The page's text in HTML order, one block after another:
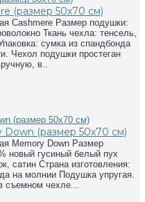
(размер 50х70 см)
Cashmere Размер подушки:
Ткань чехла: тенсель,
сумка из спандбонда
Чехол подушки простеган
в..
(размер 50х70 см)
Memory Down Размер
новый гусиный белый пух
сатин Страна изготовления:
на молнии Подушка упругая.
съемном чехле...